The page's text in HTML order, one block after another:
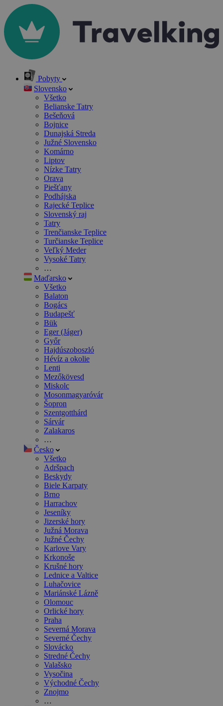
Pobyty
Slovensko
Všetko
Belianske Tatry
Bešeňová
Bojnice
Dunajská Streda
Južné Slovensko
Komárno
Liptov
Nízke Tatry
Orava
Piešťany
Podhájska
Rajecké Teplice
Slovenský raj
Tatry
Trenčianske Teplice
Turčianske Teplice
Veľký Meder
Vysoké Tatry
…
Maďarsko
Všetko
Balaton
Bogács
Budapešť
Bük
Eger (Jáger)
Győr
Hajdúszoboszló
Hévíz a okolie
Lenti
Mezőkövesd
Miskolc
Mosonmagyaróvár
Šopron
Szentgotthárd
Sárvár
Zalakaros
…
Česko
Všetko
Adršpach
Beskydy
Biele Karpaty
Brno
Harrachov
Jeseníky
Jizerské hory
Južná Morava
Južné Čechy
Karlove Vary
Krkonoše
Krušné hory
Lednice a Valtice
Luhačovice
Mariánské Lázně
Olomouc
Orlické hory
Praha
Severná Morava
Severné Čechy
Slovácko
Stredné Čechy
Valašsko
Vysočina
Východné Čechy
Znojmo
…